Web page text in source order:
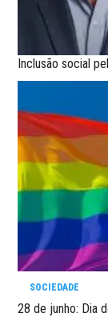
Inclusão social
SOCIEDADE
28 de junho: Dia